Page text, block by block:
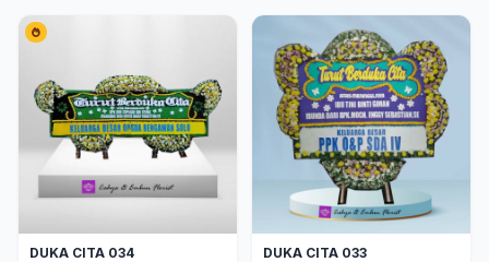
DUKA CITA 034
DUKA CITA 033